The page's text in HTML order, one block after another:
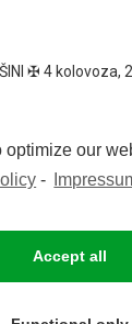
optimize our
-
Accept all
✠ 4 kolovoza,
KORIŠTENJA